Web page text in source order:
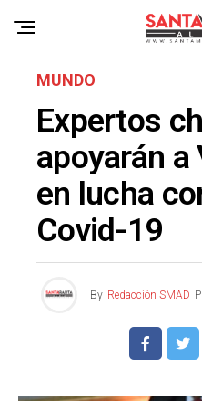
MUNDO
Expertos
apoyarán a
en lucha
Covid-19
By Redacción SMAD